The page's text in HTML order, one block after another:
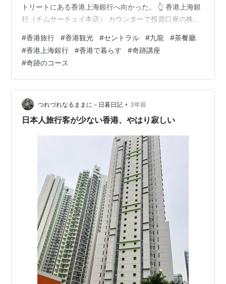
トリートにある香港上海銀行へ向かった。 👆 香港上海銀
行（チムサーチュイ本店） カウンターで投資口座の株を
対応してくれた。 ケータイにダウンロードした銀行のア
プリを、 担当者に言われるがままに操作してゆくと、 や
がて株を売る画面が出てきた。 何株売りますかと聞かれ
たので、 全部売ります、と答えそうになったのだが、 ま
だ値上がりするかも、と、急にスケベ心がでて、 とりあ
えず半分だけ売った。…
#香港旅行 #香港観光 #セントラル #九龍 #茶餐廳
#香港上海銀行 #香港で暮らす #奇跡講座
#奇跡のコース
つれづれなるままに－日暮日記 • 3年前
日本人旅行客が少ない香港、やはり寂しい